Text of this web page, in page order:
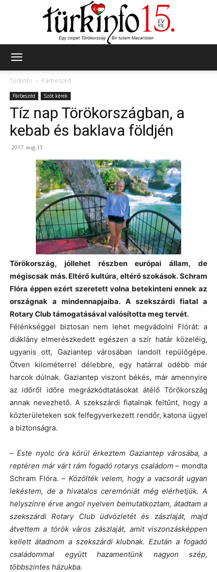
Türkinfo
Párbeszéd
Párbeszéd Szót kérek
Tíz nap Törökországban, a
kebab és baklava földjén
2017. aug 13.
Törökország, jóllehet részben európai állam, de
mégiscsak más. Eltérő kultúra, eltérő szokások. Schram
Flóra éppen ezért szeretett volna betekinteni ennek az
országnak a mindennapjaiba. A szekszárdi fiatal a
Rotary Club támogatásával valósította meg tervét.
Félénkséggel biztosan nem lehet megvádolni Flórát: a
diáklány elmerészkedett egészen a szír határ közeléig,
ugyanis ott, Gaziantep városában landolt repülőgépe.
Ötven kilométerrel délebbre, egy határral odébb már
harcok dúlnak. Gaziantep viszont békés, már amennyire
az időről időre megrázkódtatásokat átélő Törökország
annak nevezhető. A szekszárdi fiatalnak feltűnt, hogy a
közterületeken sok felfegyverkezett rendőr, katona ügyel
a biztonságra.
–Este nyolc óra körül érkeztem Gaziantep városába, a
reptéren már várt rám fogadó rotarys családom– mondta
Schram Flóra. – Közölték velem, hogy a vacsorát ugyan
lekéstem, de a hivatalos ceremóniát még elérhetjük. A
helyszínre érve angol nyelven bemutatkoztam, átadtam a
szekszárdi Rotary Club üdvözletét és zászlaját, majd
átvettem a török város zászlaját, amit viszonzásképpen
kellett átadnom a szekszárdi klubnak. Ezután a fogadó
családommal együtt hazamentünk nagyon szép,
többszintes házukba.